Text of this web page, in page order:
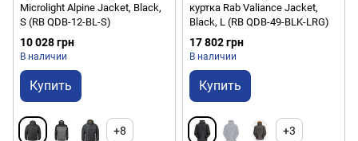
Microlight Alpine Jacket, Black,
S (RB QDB-12-BL-S)
10 028 грн
В наличии
Купить
+8
куртка Rab Valiance Jacket,
Black, L (RB QDB-49-BLK-LRG)
17 802 грн
В наличии
Купить
+3